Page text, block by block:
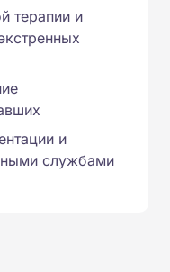
терапии и
и
службами